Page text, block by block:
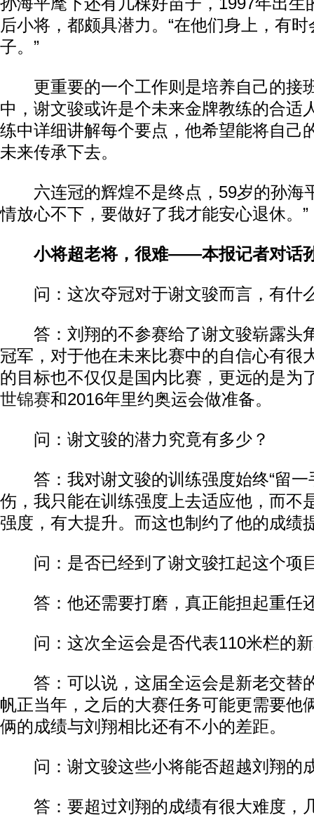
后小将，都颇具潜力。“在他们身上，有
子。”
更重要的一个工作则是培养自己的接
中，谢文骏或许是个未来金牌教练的合适
练中详细讲解每个要点，他希望能将自己
未来传承下去。
六连冠的辉煌不是终点，59岁的孙海
情放心不下，要做好了我才能安心退休。”
小将超老将，很难——本报记者对话
问：这次夺冠对于谢文骏而言，有什
答：刘翔的不参赛给了谢文骏崭露头
冠军，对于他在未来比赛中的自信心有很
的目标也不仅仅是国内比赛，更远的是为
世锦赛和2016年里约奥运会做准备。
问：谢文骏的潜力究竟有多少？
答：我对谢文骏的训练强度始终“留一
伤，我只能在训练强度上去适应他，而不
强度，有大提升。而这也制约了他的成绩
问：是否已经到了谢文骏扛起这个项
答：他还需要打磨，真正能担起重任
问：这次全运会是否代表110米栏的新
答：可以说，这届全运会是新老交替
帆正当年，之后的大赛任务可能更需要他
俩的成绩与刘翔相比还有不小的差距。
问：谢文骏这些小将能否超越刘翔的
答：要超过刘翔的成绩有很大难度，